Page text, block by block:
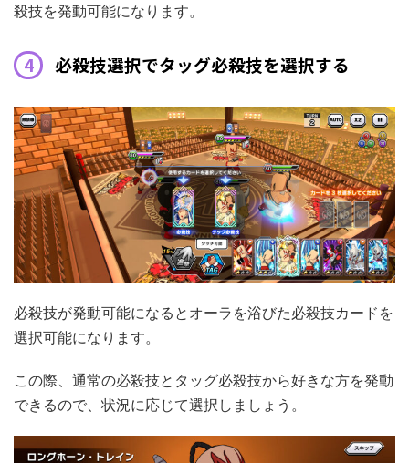
殺技を発動可能になります。
必殺技選択でタッグ必殺技を選択する
必殺技が発動可能になるとオーラを浴びた必殺技カードを
選択可能になります。
この際、通常の必殺技とタッグ必殺技から好きな方を発動
できるので、状況に応じて選択しましょう。